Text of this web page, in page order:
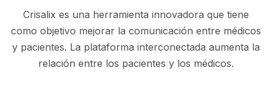
Crisalix es una herramienta innovadora que tiene
como objetivo mejorar la comunicación entre médicos
y pacientes. La plataforma interconectada aumenta la
relación entre los pacientes y los médicos.